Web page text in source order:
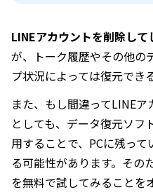
LINEアカウントを削除し
が、トーク履歴やその他の
プ状況によっては復元でき
また、もし間違ってLINE
としても、データ復元ソフ
用することで、PCに残っ
る可能性があります。その
を無料で試してみることを